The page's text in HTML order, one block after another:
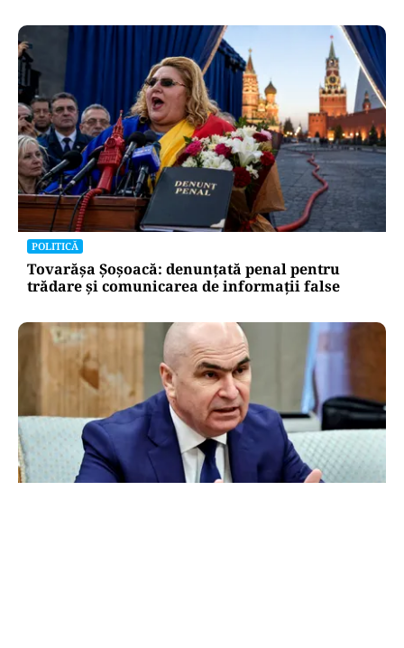
POLITICĂ
Tovarășa Șoșoacă: denunțată penal pentru
trădare și comunicarea de informații false